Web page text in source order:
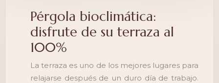
Pérgola bioclimática:
disfrute de su terraza al
100%
La terraza es uno de los mejores lugares para
relajarse después de un duro día de trabajo.